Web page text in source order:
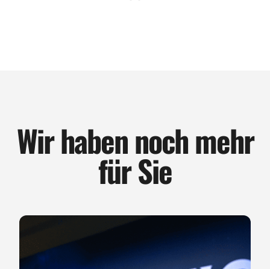
Wir haben noch mehr
für Sie